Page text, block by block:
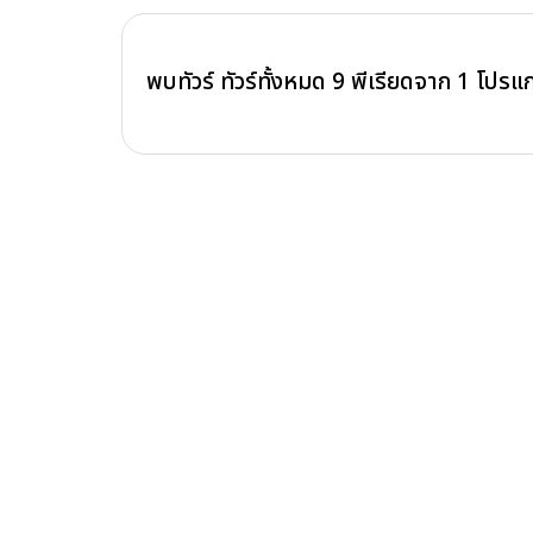
พบทัวร์ ทัวร์ทั้งหมด 9 พีเรียดจาก 1 โปรแ